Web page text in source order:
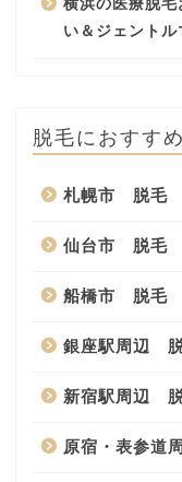
横浜の医療脱
い＆ジェント
脱毛におすす
札幌市 脱毛
仙台市 脱毛
船橋市 脱毛
銀座駅周辺
新宿駅周辺
原宿・表参道